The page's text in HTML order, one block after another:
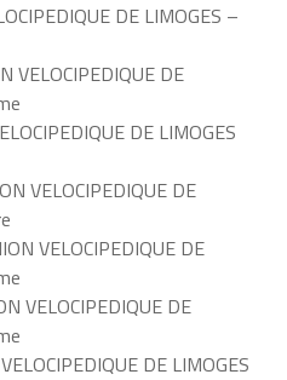
DE LIMOGES –
VELOCIPEDIQUE DE
DE LIMOGES
VELOCIPEDIQUE DE
VELOCIPEDIQUE DE
VELOCIPEDIQUE DE
DE LIMOGES